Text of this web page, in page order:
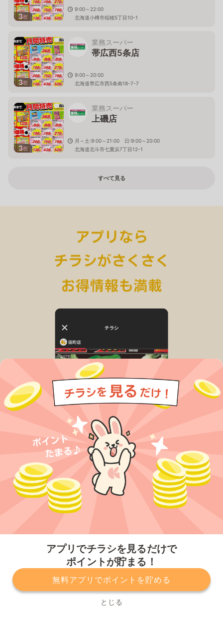
アプリでチラシを見るだけで
ポイントが貯まる！
無料アプリでポイントを貯める
とじる
3枚
9:00～22:00
北海道小樽市稲穂5丁目10-1
3枚
業務スーパー
帯広西5条店
9:00～20:00
北海道帯広市西5条南18-7-7
3枚
業務スーパー
上磯店
月～土:9:00～21:00 日:9:00～20:00
北海道北斗市七重浜7丁目12-1
すべて見る
プライバシーポリシー 利用規約
運営会社
サービスに関してのお問い合わせ